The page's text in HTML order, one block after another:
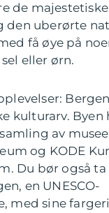
de
den uberørte
få øye på
eller ørn.
kulturarv. Byen
av
og KODE
Du bør også
en UNESCO-
med sine